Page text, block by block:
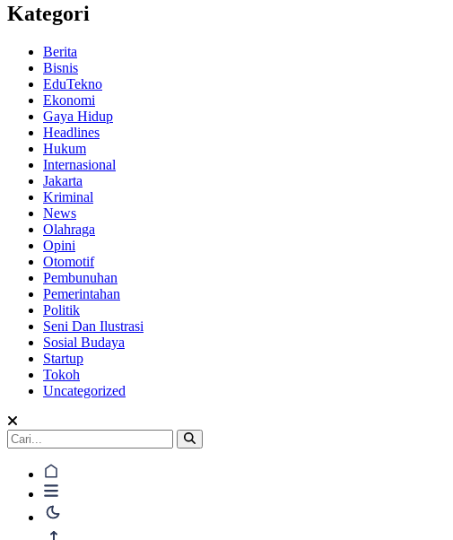
Kategori
Berita
Bisnis
EduTekno
Ekonomi
Gaya Hidup
Headlines
Hukum
Internasional
Jakarta
Kriminal
News
Olahraga
Opini
Otomotif
Pembunuhan
Pemerintahan
Politik
Seni Dan Ilustrasi
Sosial Budaya
Startup
Tokoh
Uncategorized